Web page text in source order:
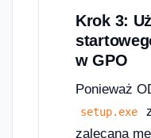
Krok 3:
w GPO
Ponieważ
setup.exe
zalecaną